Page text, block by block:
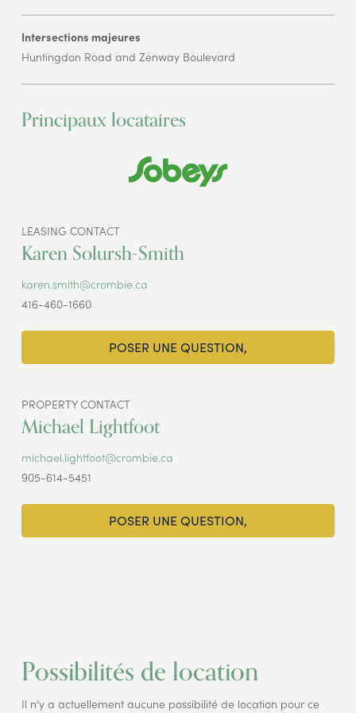
Intersections majeures
Huntingdon Road and Zenway Boulevard
Principaux locataires
LEASING CONTACT
Karen Solursh-Smith
karen.smith@crombie.ca
416-460-1660
POSER UNE QUESTION,
PROPERTY CONTACT
Michael Lightfoot
michael.lightfoot@crombie.ca
905-614-5451
POSER UNE QUESTION,
Possibilités de location
Il n’y a actuellement aucune possibilité de location pour ce